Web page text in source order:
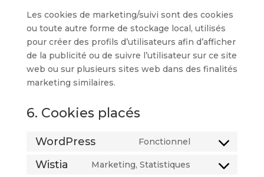
Les cookies de marketing/suivi sont des cookies
ou toute autre forme de stockage local, utilisés
pour créer des profils d’utilisateurs afin d’afficher
de la publicité ou de suivre l’utilisateur sur ce site
web ou sur plusieurs sites web dans des finalités
marketing similaires.
6. Cookies placés
WordPress Fonctionnel
Consent
Wistia Marketing, Statistiques
Consent